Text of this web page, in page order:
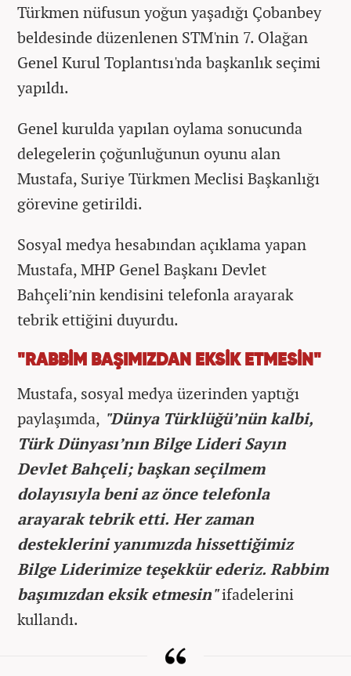
Türkmen nüfusun yoğun yaşadığı Çobanbey
beldesinde düzenlenen STM'nin 7. Olağan
Genel Kurul Toplantısı'nda başkanlık seçimi
yapıldı.
Genel kurulda yapılan oylama sonucunda
delegelerin çoğunluğunun oyunu alan
Mustafa, Suriye Türkmen Meclisi Başkanlığı
görevine getirildi.
Sosyal medya hesabından açıklama yapan
Mustafa, MHP Genel Başkanı Devlet
Bahçeli’nin kendisini telefonla arayarak
tebrik ettiğini duyurdu.
"RABBİM BAŞIMIZDAN EKSİK ETMESİN"
Mustafa, sosyal medya üzerinden yaptığı
paylaşımda, "Dünya Türklüğü’nün kalbi,
Türk Dünyası’nın Bilge Lideri Sayın
Devlet Bahçeli; başkan seçilmem
dolayısıyla beni az önce telefonla
arayarak tebrik etti. Her zaman
desteklerini yanımızda hissettiğimiz
Bilge Liderimize teşekkür ederiz. Rabbim
başımızdan eksik etmesin"ifadelerini
kullandı.